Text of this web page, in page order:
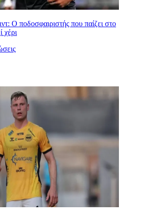
Ο ποδοσφαιριστής που παίζει στο
χέρι